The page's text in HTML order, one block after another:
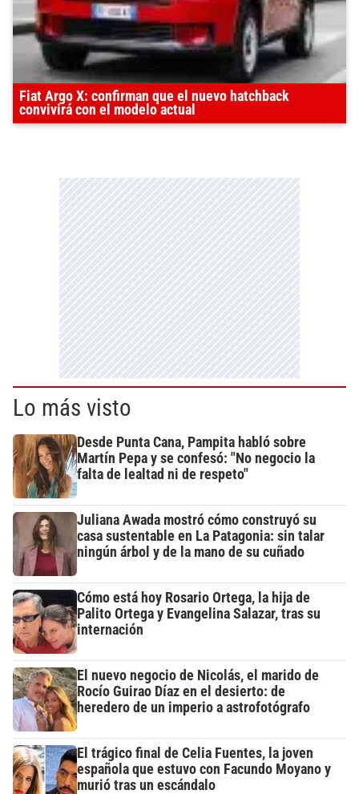
Fiat Argo X: confirman que el nuevo hatchback
convivirá con el modelo actual
Lo más visto
Desde Punta Cana, Pampita habló sobre
Martín Pepa y se confesó: "No negocio la
falta de lealtad ni de respeto"
Juliana Awada mostró cómo construyó su
casa sustentable en La Patagonia: sin talar
ningún árbol y de la mano de su cuñado
Cómo está hoy Rosario Ortega, la hija de
Palito Ortega y Evangelina Salazar, tras su
internación
El nuevo negocio de Nicolás, el marido de
Rocío Guirao Díaz en el desierto: de
heredero de un imperio a astrofotógrafo
El trágico final de Celia Fuentes, la joven
española que estuvo con Facundo Moyano y
murió tras un escándalo